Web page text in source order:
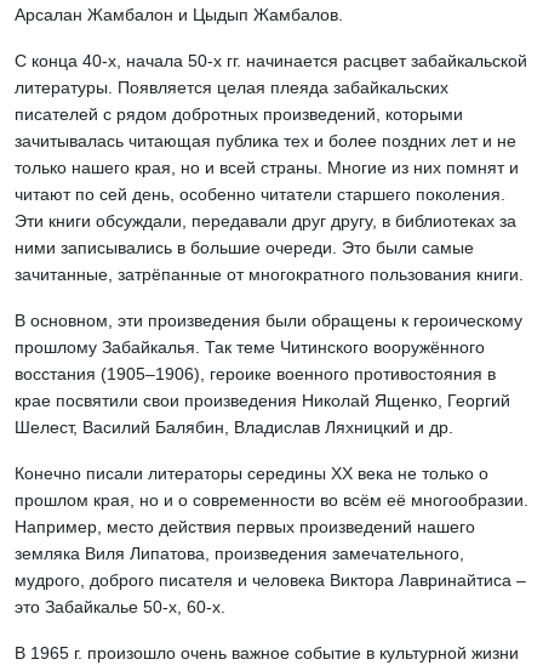
Арсалан Жамбалон и Цыдып Жамбалов.
С конца 40-х, начала 50-х гг. начинается расцвет забайкальской
литературы. Появляется целая плеяда забайкальских
писателей с рядом добротных произведений, которыми
зачитывалась читающая публика тех и более поздних лет и не
только нашего края, но и всей страны. Многие из них помнят и
читают по сей день, особенно читатели старшего поколения.
Эти книги обсуждали, передавали друг другу, в библиотеках за
ними записывались в большие очереди. Это были самые
зачитанные, затрёпанные от многократного пользования книги.
В основном, эти произведения были обращены к героическому
прошлому Забайкалья. Так теме Читинского вооружённого
восстания (1905–1906), героике военного противостояния в
крае посвятили свои произведения Николай Ященко, Георгий
Шелест, Василий Балябин, Владислав Ляхницкий и др.
Конечно писали литераторы середины ХХ века не только о
прошлом края, но и о современности во всём её многообразии.
Например, место действия первых произведений нашего
земляка Виля Липатова, произведения замечательного,
мудрого, доброго писателя и человека Виктора Лавринайтиса –
это Забайкалье 50-х, 60-х.
В 1965 г. произошло очень важное событие в культурной жизни